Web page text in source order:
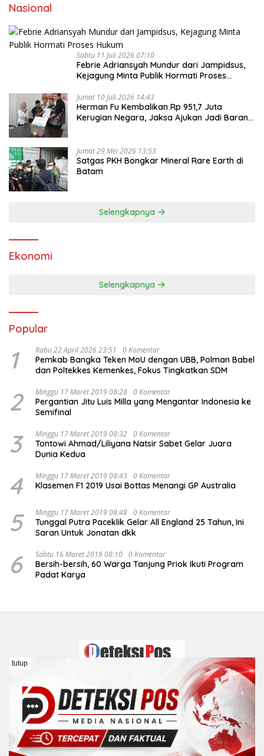
Nasional
Sabtu 11 Juli 2026 07:10
Febrie Adriansyah Mundur dari Jampidsus,
Kejagung Minta Publik Hormati Proses
Jumat 10 Juli 2026 14:43
Herman Fu Kembalikan Rp 951,7 Juta
Kerugian Negara, Jaksa Ajukan Jadi Barang
Jumat 29 Mei 2026 13:53
Satgas PKH Bongkar Mineral Rare Earth di
Selengkapnya
Ekonomi
Selengkapnya
Popular
1 Rabu 22 April 2026 23:51 0 Komentar
Pemkab Bangka Teken MoU dengan UBB, Polman Babel
dan Poltekkes Kemenkes, Fokus Tingkatkan SDM
2 Minggu 17 Maret 2019 08:28 0 Komentar
Pergantian Jitu Luis Milla yang Mengantar Indonesia ke
Semifinal
3 Minggu 17 Maret 2019 08:32 0 Komentar
Tontowi Ahmad/Liliyana Natsir Sabet Gelar Juara
Dunia Kedua
4 Minggu 17 Maret 2019 08:43 0 Komentar
Klasemen F1 2019 Usai Bottas Menangi GP Australia
5 Minggu 17 Maret 2019 08:48 0 Komentar
Tunggal Putra Paceklik Gelar All England 25 Tahun, Ini
Saran Untuk Jonatan dkk
6 Sabtu 16 Maret 2019 08:10 0 Komentar
Bersih-bersih, 60 Warga Tanjung Priok Ikuti Program
Padat Karya
Redaksi Kontak Pedoman Media Siber
Disclaimer
Kebijakan Peraturan Dewan Pers
COPYRIGHT © DETEKSIPOS 2026 Hak Cipta Dilindungi Undang-
Undang
tutup